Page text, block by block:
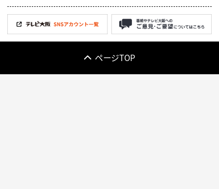
ページTOP